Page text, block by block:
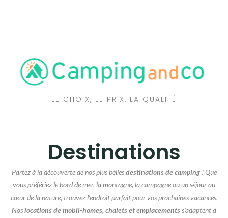
Aller
LE CHOIX, LE PRIX, LA QUALITÉ
Destinations
Partez à la découverte de nos plus bellesdestinations de camping! Que
vous préfériez le bord de mer, la montagne, la campagne ou un séjour au
cœur de la nature, trouvez l’endroit parfait pour vos prochaines vacances.
Noslocations de mobil-homes, chalets et emplacements s’adaptent à
DESTINATIONS
TRUCS ET ASTUCES
NOS COUPS DE CŒUR